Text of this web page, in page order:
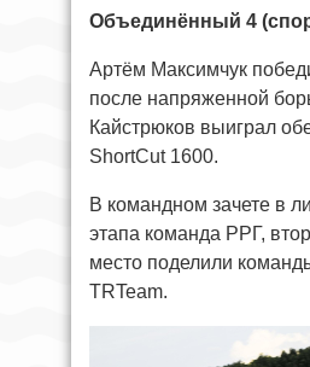
Объединённый 4
Артём Максимчук
после напряженной
Кайстрюков выиграл
ShortCut 1600.
В командном зачете в
этапа команда РРГ,
место поделили
TRTeam.